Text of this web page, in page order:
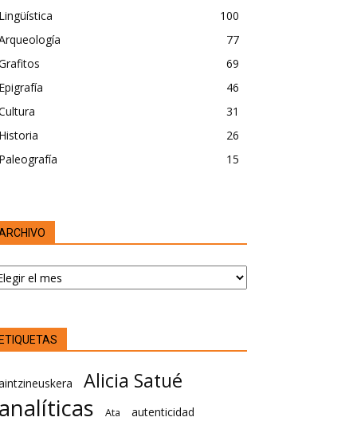
100
77
69
46
31
26
15
Alicia Satué
Ata autenticidad